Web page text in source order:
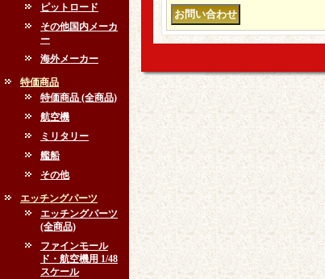
ピットロード
その他国内メーカ
ー
海外メーカー
特価商品
特価商品 (全商品)
航空機
ミリタリー
艦船
その他
エッチングパーツ
エッチングパーツ
(全商品)
ファインモール
ド・航空機用 1/48
スケール